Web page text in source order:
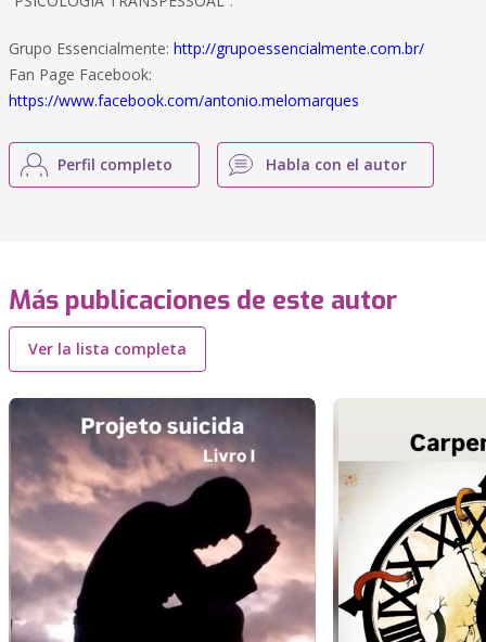
Grupo Essencialmente: http://grupoessencialmente.com.br/
Fan Page Facebook:
https://www.facebook.com/antonio.melomarques
Perfil completo Habla con el autor
Más publicaciones de este autor
Ver la lista completa